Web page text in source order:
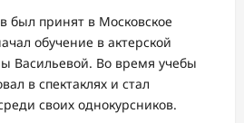
был принят в Московское
обучение в актерской
Васильевой. Во время учебы
в спектаклях и стал
своих однокурсников.